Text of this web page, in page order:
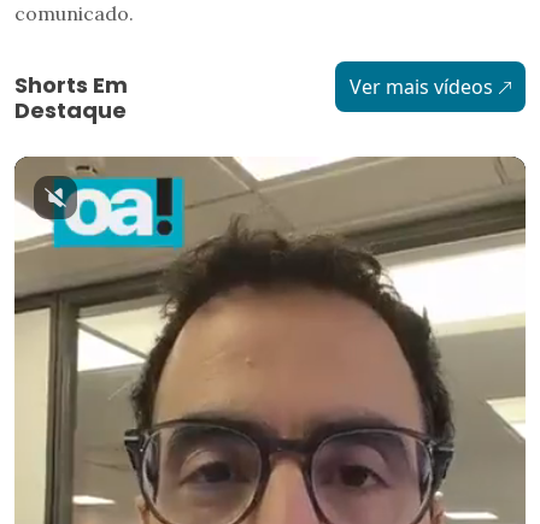
comunicado.
Shorts Em
Destaque
Ver mais vídeos